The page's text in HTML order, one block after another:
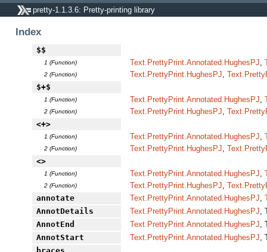
pretty-1.1.3.6: Pretty-printing library
Index
$$
1 (Function) Text.PrettyPrint.Annotated.HughesPJ
2 (Function) Text.PrettyPrint.HughesPJ
$+$
1 (Function) Text.PrettyPrint.Annotated.HughesPJ
2 (Function) Text.PrettyPrint.HughesPJ
<+>
1 (Function) Text.PrettyPrint.Annotated.HughesPJ
2 (Function) Text.PrettyPrint.HughesPJ
<>
1 (Function) Text.PrettyPrint.Annotated.HughesPJ
2 (Function) Text.PrettyPrint.HughesPJ
annotate
Text.PrettyPrint.Annotated.HughesPJ
AnnotDetails
Text.PrettyPrint.Annotated.HughesPJ
AnnotEnd
Text.PrettyPrint.Annotated.HughesPJ
AnnotStart
Text.PrettyPrint.Annotated.HughesPJ